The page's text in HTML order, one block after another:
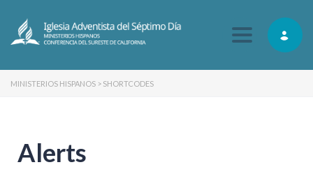
Toggle
MINISTERIOS HISPANOS > SHORTCODES
Alerts